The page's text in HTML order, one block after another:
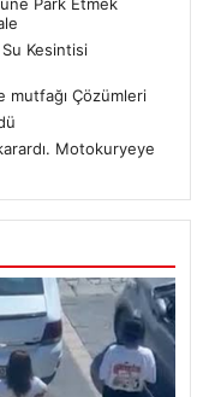
Kesintisi
mutfağı Çözümleri
Motokuryeye